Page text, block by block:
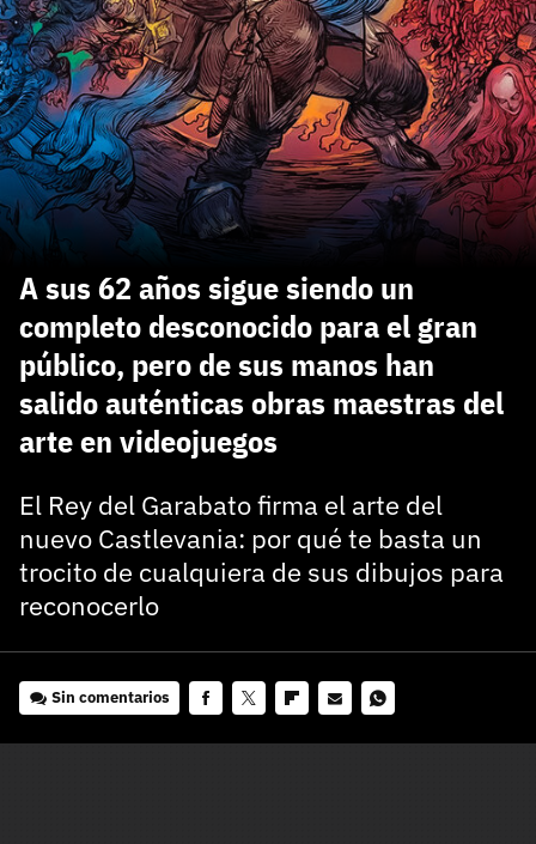
A sus 62 años sigue siendo un
completo desconocido para el gran
público, pero de sus manos han
salido auténticas obras maestras del
arte en videojuegos
El Rey del Garabato firma el arte del
nuevo Castlevania: por qué te basta un
trocito de cualquiera de sus dibujos para
reconocerlo
Sin comentarios
¿Todavía no tienes cuenta?
Regístrate gratis
El inicio de sesión con Facebook ya no está
disponible, pero puedes seguir usando tu cuenta
de 3DJuegos:
Recupera tu acceso con Facebook
carácter inicial), pero no mayúsculas, espacios, tildes
o caracteres especiales.
He leído y acepto lapolitica de privacidad y
de participación
Registrarse en 3DJuegos
Entra con Google
¿Ya tienes cuenta?
Entra en 3DJuegos